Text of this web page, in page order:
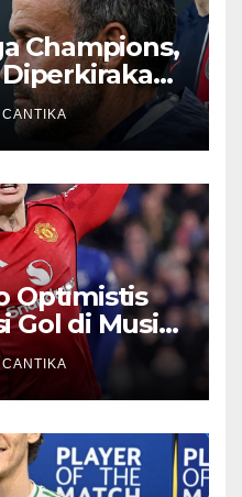
Champions,
Diperkirakan
CANTIKA
Optimistis
Gol di Musim
CANTIKA